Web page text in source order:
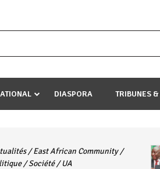
canke igihugu cakwibarutse
DIASPORA TRIBUNES
/CNDD-FDD/Guerre
/Histoire/